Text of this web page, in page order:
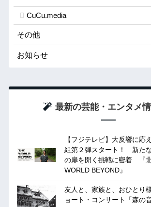
CuCu.media
その他
お知らせ
最新の芸能・エンタメ
【フジテレビ】大反響に応
組第２弾スタート！ 新た
の扉を開く挑戦に密着 『
WORLD BEYOND』
友人と、家族と、おひとり
ョート・コンサート「森の